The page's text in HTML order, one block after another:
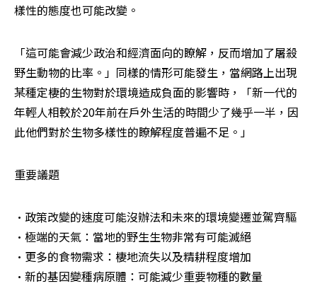
樣性的態度也可能改變。
「這可能會減少政治和經濟面向的瞭解，反而增加了屠殺
野生動物的比率。」同樣的情形可能發生，當網路上出現
某種定棲的生物對於環境造成負面的影響時，「新一代的
年輕人相較於20年前在戶外生活的時間少了幾乎一半，因
此他們對於生物多樣性的瞭解程度普遍不足。」
重要議題
•政策改變的速度可能沒辦法和未來的環境變遷並駕齊驅
•極端的天氣：當地的野生生物非常有可能滅絕
•更多的食物需求：棲地流失以及精耕程度增加
•新的基因變種病原體：可能減少重要物種的數量